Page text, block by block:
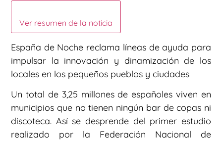
Ver resumen de la noticia
España de Noche reclama líneas de ayuda para
impulsar la innovación y dinamización de los
locales en los pequeños pueblos y ciudades
Un total de 3,25 millones de españoles viven en
municipios que no tienen ningún bar de copas ni
discoteca. Así se desprende del primer estudio
realizado por la Federación Nacional de